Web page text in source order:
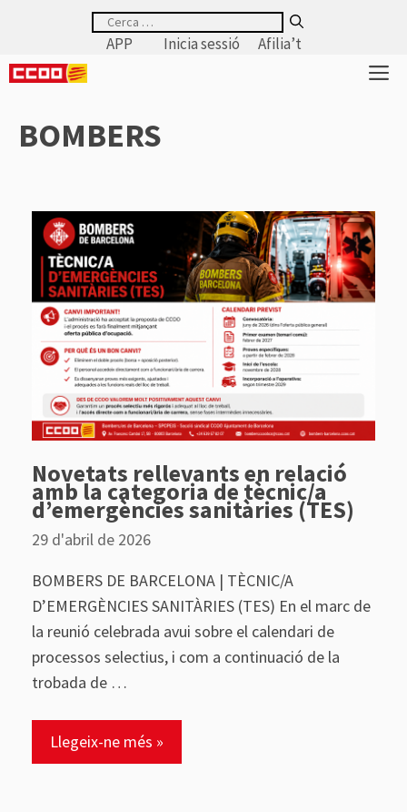
contingut
Cerca:
APP
Inicia sessió Afilia’t
BOMBERS
Novetats rellevants en relació
amb la categoria de tècnic/a
d’emergències sanitàries (TES)
29 d'abril de 2026
BOMBERS DE BARCELONA | TÈCNIC/A
D’EMERGÈNCIES SANITÀRIES (TES) En el marc de
la reunió celebrada avui sobre el calendari de
processos selectius, i com a continuació de la
trobada de …
Llegeix-ne més »